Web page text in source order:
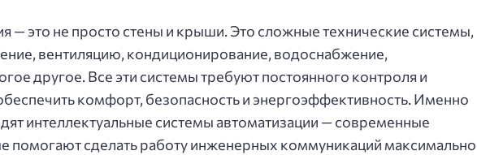
— это не просто стены и крыши. Это сложные технические системы,
вентиляцию, кондиционирование, водоснабжение,
другое. Все эти системы требуют постоянного контроля и
комфорт, безопасность и энергоэффективность. Именно
интеллектуальные системы автоматизации — современные
помогают сделать работу инженерных коммуникаций максимально